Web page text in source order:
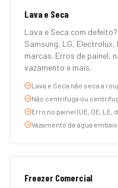
Lava e Seca
Lava e Seca com
Samsung, LG,
marcas. Erros de painel,
vazamento e mais.
Lava e Seca não seca a
Não centrifuga ou
Erro no painel (UE, OE, LE,
Vazamento de água
Freezer Comercial